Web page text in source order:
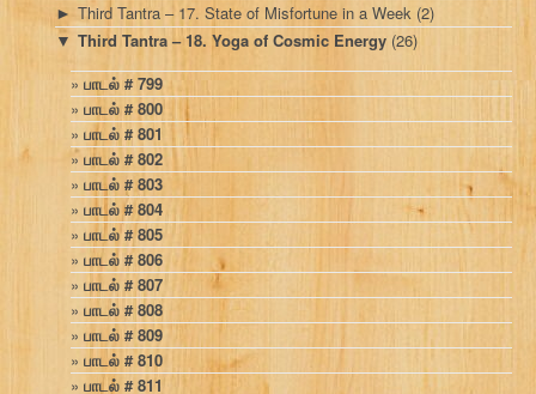
► Third Tantra – 17. State of Misfortune in a Week (2)
▼ Third Tantra – 18. Yoga of Cosmic Energy (26)
பாடல் # 799
பாடல் # 800
பாடல் # 801
பாடல் # 802
பாடல் # 803
பாடல் # 804
பாடல் # 805
பாடல் # 806
பாடல் # 807
பாடல் # 808
பாடல் # 809
பாடல் # 810
பாடல் # 811